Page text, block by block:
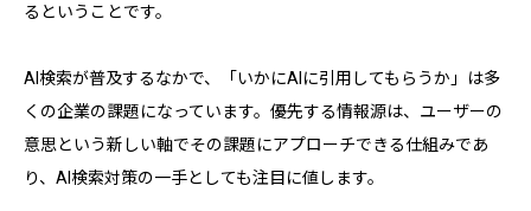
るということです。
AI検索が普及するなかで、「いかにAIに引用してもらうか」は多
くの企業の課題になっています。優先する情報源は、ユーザーの
意思という新しい軸でその課題にアプローチできる仕組みであ
り、AI検索対策の一手としても注目に値します。